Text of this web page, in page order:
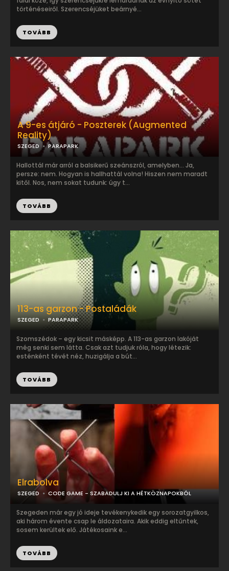
történéseiről. Szerencséjüket beárnyé...
TOVÁBB
A 9-es átjáró - Poszterek (Augmented
Reality)
SZEGED PARAPARK
Hallottál már arról a balsikerű szeánszról, amelyben… Ja,
persze: nem. Hogyan is hallhattál volna! Hiszen nem maradt
kitől. Nos, nem sokat tudunk: úgy t...
TOVÁBB
113-as garzon - Postaládák
SZEGED PARAPARK
Szomszédok – egy kicsit másképp. A 113-as garzon lakóját
még senki sem látta. Csak azt tudjuk róla, hogy létezik:
esténként tévét néz, huzigálja a bút...
TOVÁBB
Elrabolva
SZEGED CODE GAME - SZABADULJ KI A HÉTKÖZNAPOKBÓL
Szegeden már egy jó ideje tevékenykedik egy sorozatgyilkos,
aki három évente csap le áldozataira. Akik eddig eltűntek,
sosem kerültek elő. Játékosaink e...
TOVÁBB